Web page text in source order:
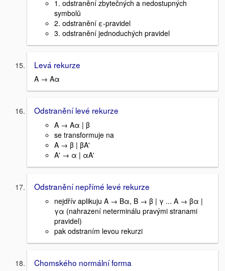
1. odstranění zbytečných a nedostupných
symbolů
2. odstranění ε-pravidel
3. odstranění jednoduchých pravidel
Levá rekurze
A → Aα
Odstranění levé rekurze
A → Aα | β
se transformuje na
A → β | βA'
A' → α | αA'
Odstranění nepřímé levé rekurze
nejdřív aplikuju A → Bα, B → β | γ ... A → βα |
γα (nahrazení neterminálu pravými stranami
pravidel)
pak odstraním levou rekurzi
Chomského normální forma